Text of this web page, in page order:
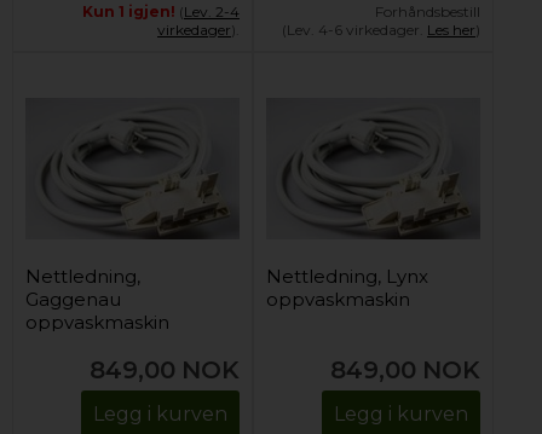
Kun 1 igjen! (Lev. 2-4
virkedager).
Forhåndsbestill
(Lev. 4-6 virkedager. Les her)
Nettledning,
Gaggenau
oppvaskmaskin
849,00 NOK
Legg i kurven
Nettledning, Lynx
oppvaskmaskin
849,00 NOK
Legg i kurven